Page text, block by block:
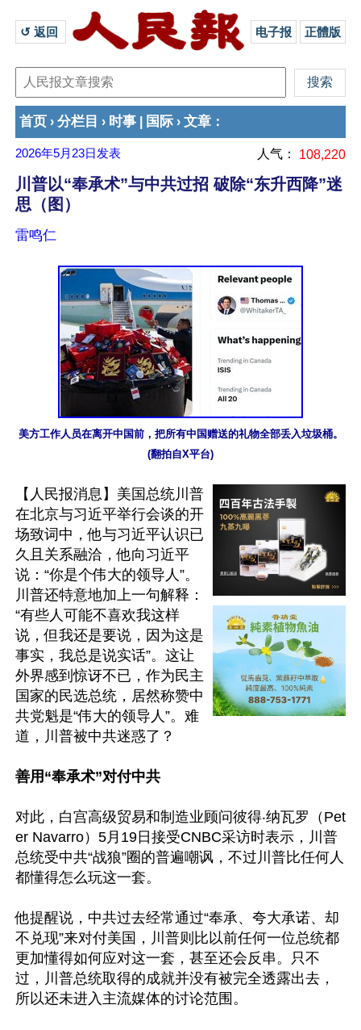
↺ 返回 电子报 正體版
首页 › 分栏目 › 时事 国际 › 文章 ：
2026年5月23日 发表 人气： 108,220
川普以“奉承术”与中共过招 破除“东升西降”迷
思（图）
雷鸣仁
美方工作人员在离开中国前，把所有中国赠送的礼物全部丢入垃圾桶。
(翻拍自X平台)
【人民报消息】美国总统川普
在北京与习近平举行会谈的开
场致词中，他与习近平认识已
久且关系融洽，他向习近平
说：“你是个伟大的领导人”。
川普还特意地加上一句解释：
“有些人可能不喜欢我这样
说，但我还是要说，因为这是
事实，我总是说实话”。这让
外界感到惊讶不已，作为民主
国家的民选总统，居然称赞中
共党魁是“伟大的领导人”。难
道，川普被中共迷惑了？
善用“奉承术”对付中共
对此，白宫高级贸易和制造业顾问彼得‧纳瓦罗（Pet
er Navarro）5月19日接受CNBC采访时表示，川普
总统受中共“战狼”圈的普遍嘲讽，不过川普比任何人
都懂得怎么玩这一套。
他提醒说，中共过去经常通过“奉承、夸大承诺、却
不兑现”来对付美国，川普则比以前任何一位总统都
更加懂得如何应对这一套，甚至还会反串。只不
过，川普总统取得的成就并没有被完全透露出去，
所以还未进入主流媒体的讨论范围。